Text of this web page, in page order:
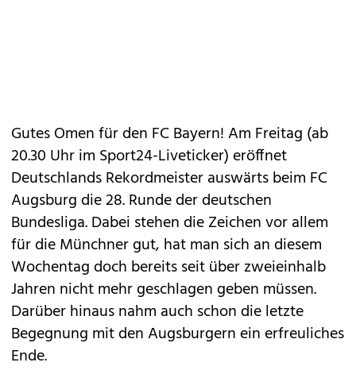
Gutes Omen für den FC Bayern! Am Freitag (ab
20.30 Uhr im Sport24-Liveticker) eröffnet
Deutschlands Rekordmeister auswärts beim FC
Augsburg die 28. Runde der deutschen
Bundesliga. Dabei stehen die Zeichen vor allem
für die Münchner gut, hat man sich an diesem
Wochentag doch bereits seit über zweieinhalb
Jahren nicht mehr geschlagen geben müssen.
Darüber hinaus nahm auch schon die letzte
Begegnung mit den Augsburgern ein erfreuliches
Ende.